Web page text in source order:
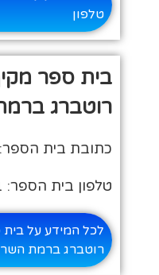
טלפון
בית ספר
רוטברג
כתובת בית
טלפון בית הספר: 03-5493701
לכל המידע על בית
רוטברג ברמת